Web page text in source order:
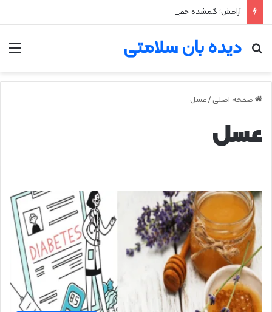
آرامش؛ گمشده حقیقی انسان معاصر
دیده بان سلامتی
جستجو برای
صفحه اصلی /عسل
عسل